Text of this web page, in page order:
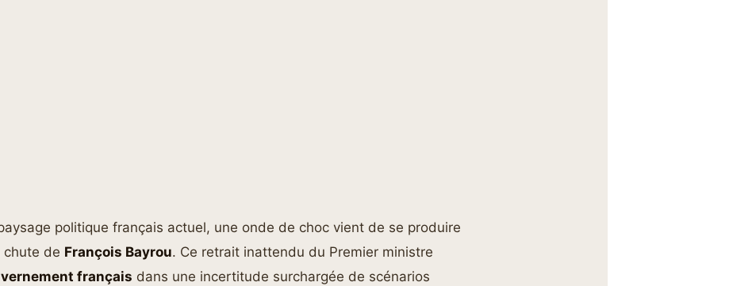
politique français actuel, une onde de choc vient de se produire
chute de François Bayrou. Ce retrait inattendu du Premier ministre
français dans une incertitude surchargée de scénarios